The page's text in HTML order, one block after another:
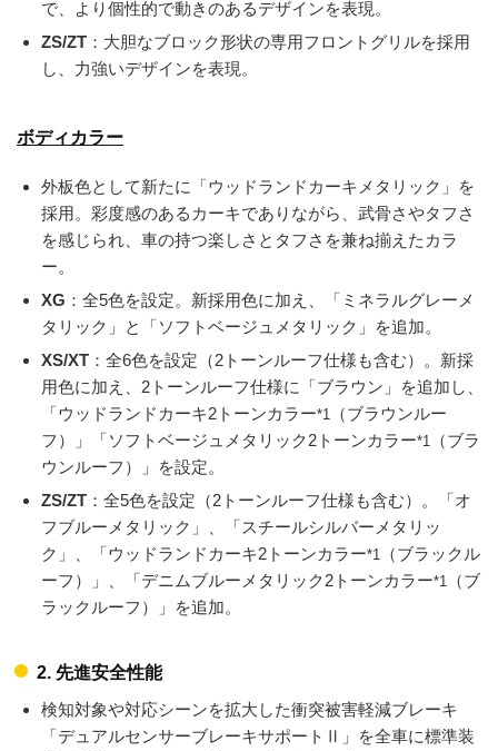
で、より個性的で動きのあるデザインを表現。
ZS/ZT ：大胆なブロック形状の専用フロントグリルを採用
し、力強いデザインを表現。
ボディカラー
外板色として新たに「ウッドランドカーキメタリック」を
採用。彩度感のあるカーキでありながら、武骨さやタフさ
を感じられ、車の持つ楽しさとタフさを兼ね揃えたカラ
ー。
XG ：全5色を設定。新採用色に加え、「ミネラルグレーメ
タリック」と「ソフトベージュメタリック」を追加。
XS/XT ：全6色を設定（2トーンルーフ仕様も含む）。新採
用色に加え、2トーンルーフ仕様に「ブラウン」を追加し、
「ウッドランドカーキ2トーンカラー*1
（ブラウンルー
フ）」「ソフトベージュメタリック2トーンカラー*1
（ブラ
ウンルーフ）」を設定。
ZS/ZT ：全5色を設定（2トーンルーフ仕様も含む）。「オ
フブルーメタリック」、「スチールシルバーメタリッ
ク」、「ウッドランドカーキ2トーンカラー*1
（ブラックル
ーフ）」、「デニムブルーメタリック2トーンカラー*1
（ブ
ラックルーフ）」を追加。
2. 先進安全性能
検知対象や対応シーンを拡大した衝突被害軽減ブレーキ
「デュアルセンサーブレーキサポートⅡ」を全車に標準装